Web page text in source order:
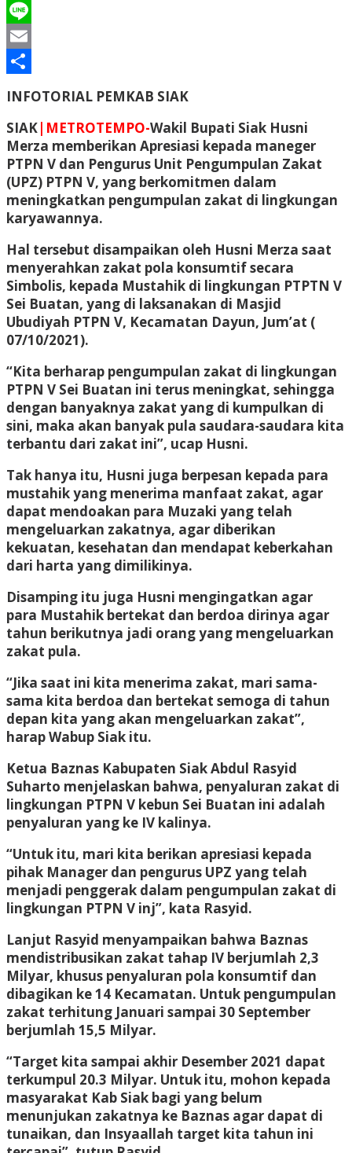
WhatsApp
Line
Email
INFOTORIAL PEMKAB SIAK
SIAK|METROTEMPO-Wakil Bupati Siak Husni
Merza memberikan Apresiasi kepada maneger
PTPN V dan Pengurus Unit Pengumpulan Zakat
(UPZ) PTPN V, yang berkomitmen dalam
meningkatkan pengumpulan zakat di lingkungan
karyawannya.
Hal tersebut disampaikan oleh Husni Merza saat
menyerahkan zakat pola konsumtif secara
Simbolis, kepada Mustahik di lingkungan PTPTN V
Sei Buatan, yang di laksanakan di Masjid
Ubudiyah PTPN V, Kecamatan Dayun, Jum’at (
07/10/2021).
“Kita berharap pengumpulan zakat di lingkungan
PTPN V Sei Buatan ini terus meningkat, sehingga
dengan banyaknya zakat yang di kumpulkan di
sini, maka akan banyak pula saudara-saudara kita
terbantu dari zakat ini”, ucap Husni.
Tak hanya itu, Husni juga berpesan kepada para
mustahik yang menerima manfaat zakat, agar
dapat mendoakan para Muzaki yang telah
mengeluarkan zakatnya, agar diberikan
kekuatan, kesehatan dan mendapat keberkahan
dari harta yang dimilikinya.
Disamping itu juga Husni mengingatkan agar
para Mustahik bertekat dan berdoa dirinya agar
tahun berikutnya jadi orang yang mengeluarkan
zakat pula.
“Jika saat ini kita menerima zakat, mari sama-
sama kita berdoa dan bertekat semoga di tahun
depan kita yang akan mengeluarkan zakat”,
harap Wabup Siak itu.
Ketua Baznas Kabupaten Siak Abdul Rasyid
Suharto menjelaskan bahwa, penyaluran zakat di
lingkungan PTPN V kebun Sei Buatan ini adalah
penyaluran yang ke IV kalinya.
“Untuk itu, mari kita berikan apresiasi kepada
pihak Manager dan pengurus UPZ yang telah
menjadi penggerak dalam pengumpulan zakat di
lingkungan PTPN V inj”, kata Rasyid.
Lanjut Rasyid menyampaikan bahwa Baznas
mendistribusikan zakat tahap IV berjumlah 2,3
Milyar, khusus penyaluran pola konsumtif dan
dibagikan ke 14 Kecamatan. Untuk pengumpulan
zakat terhitung Januari sampai 30 September
berjumlah 15,5 Milyar.
“Target kita sampai akhir Desember 2021 dapat
terkumpul 20.3 Milyar. Untuk itu, mohon kepada
masyarakat Kab Siak bagi yang belum
menunjukan zakatnya ke Baznas agar dapat di
tunaikan, dan Insyaallah target kita tahun ini